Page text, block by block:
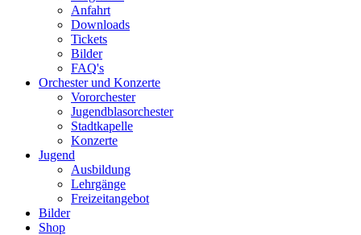
Anfahrt
Downloads
Tickets
Bilder
FAQ's
Orchester und Konzerte
Vororchester
Jugendblasorchester
Stadtkapelle
Konzerte
Jugend
Ausbildung
Lehrgänge
Freizeitangebot
Bilder
Shop